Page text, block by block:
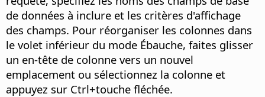
de données à inclure et les critères d'affichage
des champs. Pour réorganiser les colonnes dans
le volet inférieur du mode Ébauche, faites glisser
un en-tête de colonne vers un nouvel
emplacement ou sélectionnez la colonne et
appuyez sur Ctrl+touche fléchée.